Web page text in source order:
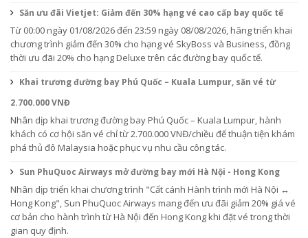
Săn ưu đãi Vietjet: Giảm đến 30% hạng vé cao cấp bay quốc tế
Từ 00:00 ngày 01/08/2026 đến 23:59 ngày 08/08/2026, hãng triển khai
chương trình giảm đến 30% cho hạng vé SkyBoss và Business, đồng
thời ưu đãi 20% cho hạng Deluxe trên các đường bay quốc tế.
Khai trương đường bay Phú Quốc – Kuala Lumpur, săn vé từ
2.700.000 VNĐ
Nhân dịp khai trương đường bay Phú Quốc – Kuala Lumpur, hành
khách có cơ hội săn vé chỉ từ 2.700.000 VNĐ/chiều để thuận tiện khám
phá thủ đô Malaysia hoặc phục vụ nhu cầu công tác.
Sun PhuQuoc Airways mở đường bay mới Hà Nội - Hong Kong
Nhân dịp triển khai chương trình "Cất cánh Hành trình mới Hà Nội ↔
Hong Kong", Sun PhuQuoc Airways mang đến ưu đãi giảm 20% giá vé
cơ bản cho hành trình từ Hà Nội đến Hong Kong khi đặt vé trong thời
gian quy định.